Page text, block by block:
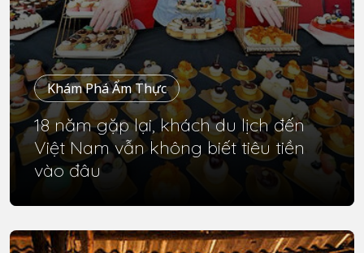
Khám Phá Ẩm Thực
18 năm gặp lại, khách du lịch đến
Việt Nam vẫn không biết tiêu tiền
vào đâu